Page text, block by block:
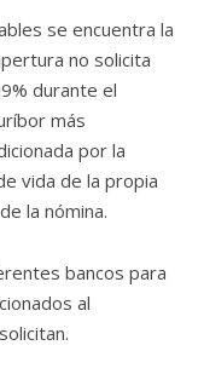
se encuentra la
no solicita
durante el
más
por la
vida de la propia
la nómina.
bancos para
al